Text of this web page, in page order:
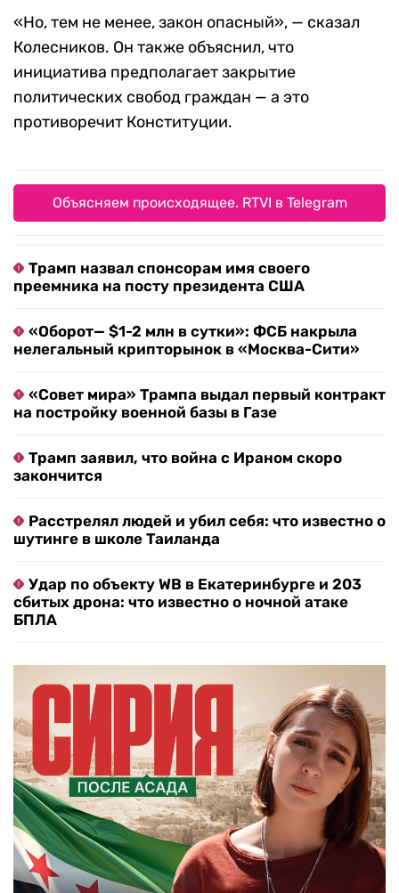
«Но, тем не менее, закон опасный», — сказал
Колесников. Он также объяснил, что
инициатива предполагает закрытие
политических свобод граждан — а это
противоречит Конституции.
Объясняем происходящее. RTVI в Telegram
Трамп назвал спонсорам имя своего
преемника на посту президента США
«Оборот— $1-2 млн в сутки»: ФСБ накрыла
нелегальный крипторынок в «Москва-Сити»
«Совет мира» Трампа выдал первый контракт
на постройку военной базы в Газе
Трамп заявил, что война с Ираном скоро
закончится
Расстрелял людей и убил себя: что известно о
шутинге в школе Таиланда
Удар по объекту WB в Екатеринбурге и 203
сбитых дрона: что известно о ночной атаке
БПЛА